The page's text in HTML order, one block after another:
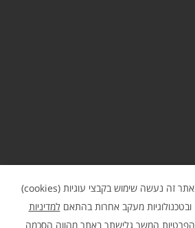
באתר זה נעשה שימוש בקבצי עוגיות (cookies)
ובטכנולוגיות מעקב אחרות בהתאםלמדיניות
הפרטיות המשך גלישתך באתר מהווה הסכמה